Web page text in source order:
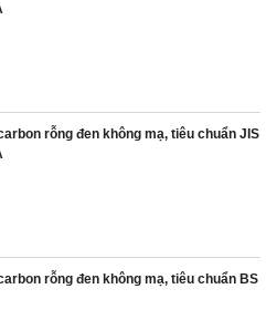
rỗng đen không mạ, tiêu chuẩn JIS
rỗng đen không mạ, tiêu chuẩn BS